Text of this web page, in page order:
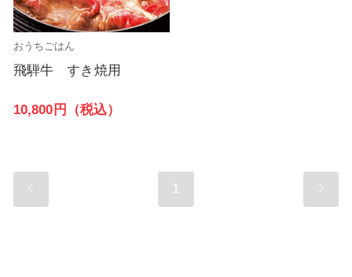
おうちごはん
飛騨牛 すき焼用
10,800円（税込）
1